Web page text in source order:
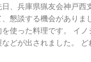
日、兵庫県猟友会神戸西
、懇談する機会がありま
を使った料理です。 イ
などが出されました。